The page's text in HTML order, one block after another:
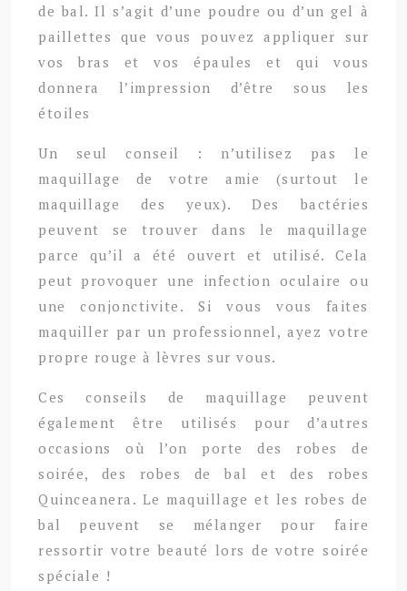
de bal. Il s’agit d’une poudre ou d’un gel à
paillettes que vous pouvez appliquer sur
vos bras et vos épaules et qui vous
donnera l’impression d’être sous les
étoiles
Un seul conseil : n’utilisez pas le
maquillage de votre amie (surtout le
maquillage des yeux). Des bactéries
peuvent se trouver dans le maquillage
parce qu’il a été ouvert et utilisé. Cela
peut provoquer une infection oculaire ou
une conjonctivite. Si vous vous faites
maquiller par un professionnel, ayez votre
propre rouge à lèvres sur vous.
Ces conseils de maquillage peuvent
également être utilisés pour d’autres
occasions où l’on porte des robes de
soirée, des robes de bal et des robes
Quinceanera. Le maquillage et les robes de
bal peuvent se mélanger pour faire
ressortir votre beauté lors de votre soirée
spéciale !